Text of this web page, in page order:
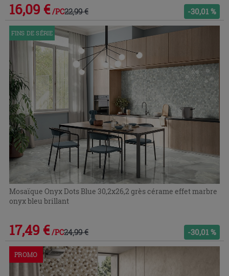
16,09 € /PC22,99 € -30,01 %
FINS DE SÉRIE
Mosaïque Onyx Dots Blue 30,2x26,2 grès cérame effet marbre
onyx bleu brillant
17,49 € /PC24,99 € -30,01 %
PROMO